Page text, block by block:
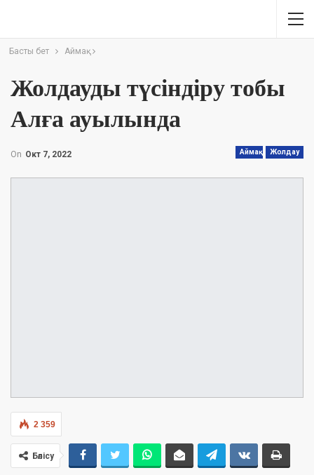
Басты бет Аймақ
Жолдауды түсіндіру тобы
Алға ауылында
Аймақ Жолдау
On Окт 7, 2022
2 359
Бөлісу